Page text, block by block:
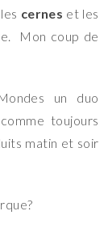
cernes et les
Mon coup de
un duo
toujours
matin et soir